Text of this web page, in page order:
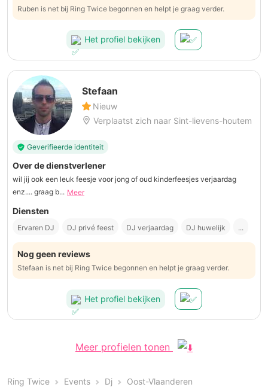
Ruben is net bij Ring Twice begonnen en helpt je graag verder.
Het profiel bekijken
Stefaan
Nieuw
Verplaatst zich naar Sint-lievens-houtem
Geverifieerde identiteit
Over de dienstverlener
wil jij ook een leuk feesje voor jong of oud kinderfeesjes verjaardag
enz.... graag b... Meer
Diensten
Ervaren DJ DJ privé feest DJ verjaardag DJ huwelijk ...
Nog geen reviews
Stefaan is net bij Ring Twice begonnen en helpt je graag verder.
Het profiel bekijken
Meer profielen tonen
Ring Twice Events Dj
Oost-Vlaanderen